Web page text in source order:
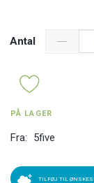
Antal
PÅ LAGER
Fra: 5five
TILFØJ TIL